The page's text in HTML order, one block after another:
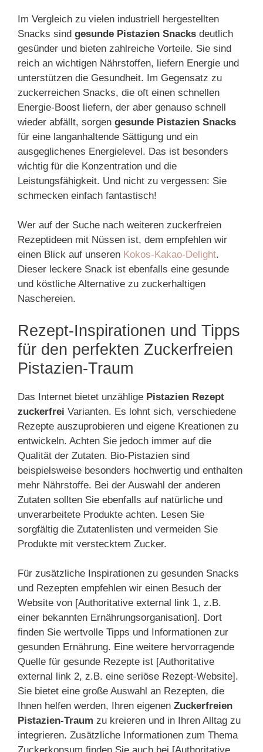
Im Vergleich zu vielen industriell hergestellten
Snacks sind gesunde Pistazien Snacks deutlich
gesünder und bieten zahlreiche Vorteile. Sie sind
reich an wichtigen Nährstoffen, liefern Energie und
unterstützen die Gesundheit. Im Gegensatz zu
zuckerreichen Snacks, die oft einen schnellen
Energie-Boost liefern, der aber genauso schnell
wieder abfällt, sorgen gesunde Pistazien Snacks
für eine langanhaltende Sättigung und ein
ausgeglichenes Energielevel. Das ist besonders
wichtig für die Konzentration und die
Leistungsfähigkeit. Und nicht zu vergessen: Sie
schmecken einfach fantastisch!
Wer auf der Suche nach weiteren zuckerfreien
Rezeptideen mit Nüssen ist, dem empfehlen wir
einen Blick auf unseren Kokos-Kakao-Delight.
Dieser leckere Snack ist ebenfalls eine gesunde
und köstliche Alternative zu zuckerhaltigen
Naschereien.
Rezept-Inspirationen und Tipps
für den perfekten Zuckerfreien
Pistazien-Traum
Das Internet bietet unzählige Pistazien Rezept
zuckerfrei Varianten. Es lohnt sich, verschiedene
Rezepte auszuprobieren und eigene Kreationen zu
entwickeln. Achten Sie jedoch immer auf die
Qualität der Zutaten. Bio-Pistazien sind
beispielsweise besonders hochwertig und enthalten
mehr Nährstoffe. Bei der Auswahl der anderen
Zutaten sollten Sie ebenfalls auf natürliche und
unverarbeitete Produkte achten. Lesen Sie
sorgfältig die Zutatenlisten und vermeiden Sie
Produkte mit verstecktem Zucker.
Für zusätzliche Inspirationen zu gesunden Snacks
und Rezepten empfehlen wir einen Besuch der
Website von [Authoritative external link 1, z.B.
einer bekannten Ernährungsorganisation]. Dort
finden Sie wertvolle Tipps und Informationen zur
gesunden Ernährung. Eine weitere hervorragende
Quelle für gesunde Rezepte ist [Authoritative
external link 2, z.B. eine seriöse Rezept-Website].
Sie bietet eine große Auswahl an Rezepten, die
Ihnen helfen werden, Ihren eigenen Zuckerfreien
Pistazien-Traum zu kreieren und in Ihren Alltag zu
integrieren. Zusätzliche Informationen zum Thema